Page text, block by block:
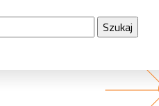
kontrast
rozmiar czcionek